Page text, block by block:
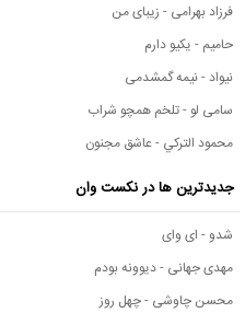
فرزاد بهرامی - زیبای من
حامیم - یکیو دارم
نیواد - نیمه گمشدمی
سامی لو - تلخم همچو شراب
محمود التركي - عاشق مجنون
جدیدترین ها در نکست وان
شدو - ای وای
مهدی جهانی - دیوونه بودم
محسن چاوشی - چهل روز